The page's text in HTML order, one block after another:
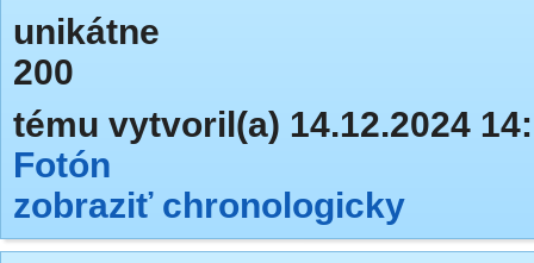
unikátne
200
tému vytvoril(a) 14.12.2024
Fotón
zobraziť chronologicky